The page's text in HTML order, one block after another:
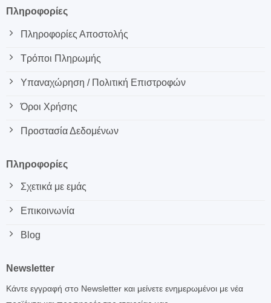
Πληροφορίες
Πληροφορίες Αποστολής
Τρόποι Πληρωμής
Υπαναχώρηση / Πολιτική Επιστροφών
Όροι Χρήσης
Προστασία Δεδομένων
Πληροφορίες
Σχετικά με εμάς
Επικοινωνία
Blog
Newsletter
Κάντε εγγραφή στο Newsletter και μείνετε ενημερωμένοι με νέα